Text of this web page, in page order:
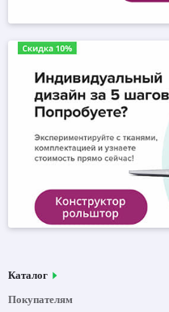
Каталог
Покупателям